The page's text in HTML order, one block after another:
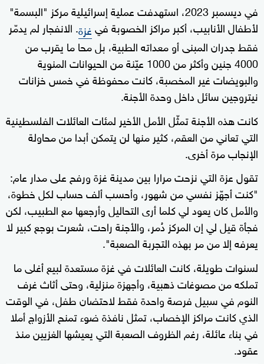
في ديسمبر 2023، استهدفت عملية إسرائيلية مركز "البسمة"
لأطفال الأنابيب، أكبر مراكز الخصوبة فيغزة. الانفجار لم يدمّر
فقط جدران المبنى أو معداته الطبية، بل محا ما يقرب من
4000 جنين وأكثر من 1000 عيّنة من الحيوانات المنوية
والبويضات غير المخصبة، كانت محفوظة في خمس خزانات
نيتروجين سائل داخل وحدة الأجنة.
كانت هذه الأجنة تمثّل الأمل الأخير لمئات العائلات الفلسطينية
التي تعاني من العقم، كثير منها لن يتمكن أبدا من محاولة
الإنجاب مرة أخرى.
تقول عزة التي نزحت مرارا بين مدينة غزة ورفح على مدار عام:
"كنت أجهّز نفسي من شهور، وأحسب ألف حساب لكل خطوة،
والأمل كان يعود لي كلما أرى التحاليل وأرجعها مع الطبيب، لكن
فجأة قيل لي إن المركز دُمر، والأجنة راحت، شعرت بوجع كبير لا
يعرفه إلا من مر بهذه التجربة الصعبة".
لسنوات طويلة، كانت العائلات في غزة مستعدة لبيع أغلى ما
تملكه من مصوغات ذهبية، وأجهزة منزلية، وحتى أثاث غرف
النوم في سبيل فرصة واحدة فقط لاحتضان طفل، في الوقت
الذي كانت مراكز الإخصاب، تمثل نافذة ضوء تمنح الأزواج أملا
في بناء عائلة، رغم الظروف الصعبة التي يعيشها الغزيين منذ
عقود.